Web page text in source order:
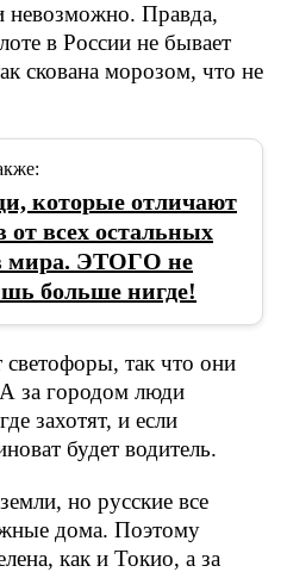
невозможно. Правда,
в России не бывает
скована морозом, что не
которые отличают
от всех остальных
мира. ЭТОГО не
больше нигде!
так что они
А за городом люди
захотят, и если
будет водитель.
но русские все
дома. Поэтому
как и Токио, а за